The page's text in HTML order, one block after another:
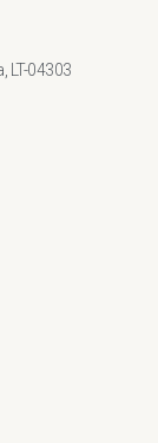
LT-04303